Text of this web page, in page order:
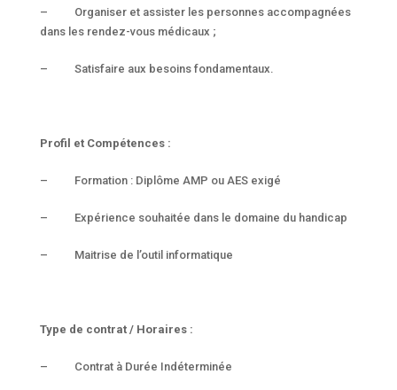
– Organiser et assister les personnes accompagnées
dans les rendez-vous médicaux ;
– Satisfaire aux besoins fondamentaux.
Profil et Compétences :
– Formation : Diplôme AMP ou AES exigé
– Expérience souhaitée dans le domaine du handicap
– Maitrise de l’outil informatique
Type de contrat / Horaires :
– Contrat à Durée Indéterminée